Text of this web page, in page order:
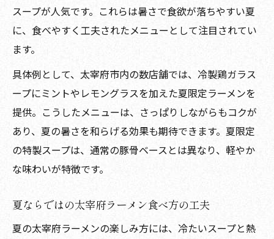
スープが人気です。これらは暑さで食欲が落ちやすい夏
に、食べやすく工夫されたメニューとして注目されてい
ます。
具体例として、太宰府市内の数店舗では、冷製鶏ガラス
ープにミントやレモングラスを加えた夏限定ラーメンを
提供。こうしたメニューは、さっぱりしながらもコクが
あり、夏の暑さを和らげる効果も期待できます。夏限定
の特製スープは、通常の豚骨ベースとは異なり、軽やか
な味わいが特徴です。
夏ならではの太宰府ラーメン食べ方の工夫
夏の太宰府ラーメンの楽しみ方には、冷たいスープと熱